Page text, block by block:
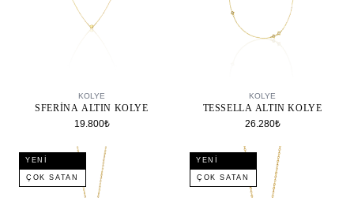
KOLYE
SFERINA ALTIN KOLYE
19.800₺
KOLYE
TESSELLA ALTIN KOLYE
26.280₺
YENI
ÇOK SATAN
YENI
ÇOK SATAN